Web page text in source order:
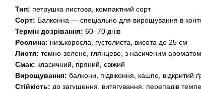
Тип: петрушка листова, компактний сорт
Сорт: Балконна — спеціально для вирощування в
Термін дозрівання: 60–70 днів
Рослина: низькоросла, густолиста, висота до 25 см
Листя: темно-зелене, глянцеве, з насиченим ароматом
Смак: класичний, пряний, свіжий
Вирощування: балкони, підвіконня, кашпо, відкритий
Стійкість: до загущення, витягування, перепадів